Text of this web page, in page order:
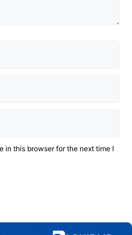
in this browser for the next time I